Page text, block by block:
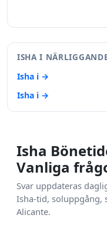
ISHA I
Isha i →
Isha i →
Isha
Vanliga
Svar uppdateras
Isha-tid, soluppgång,
Alicante.